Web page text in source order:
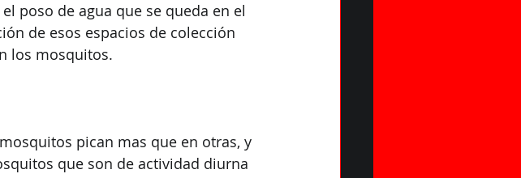
poso de agua que se queda en el
de esos espacios de colección
los mosquitos.
pican mas que en otras, y
que son de actividad diurna